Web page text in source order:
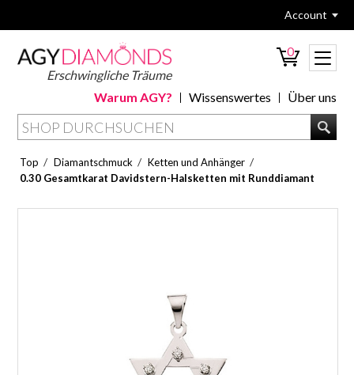
Account
Erschwingliche Träume
0
Über uns
Wissenswertes
Warum AGY?
Top / Diamantschmuck / Ketten und Anhänger /
0.30 Gesamtkarat Davidstern-Halsketten mit Runddiamant